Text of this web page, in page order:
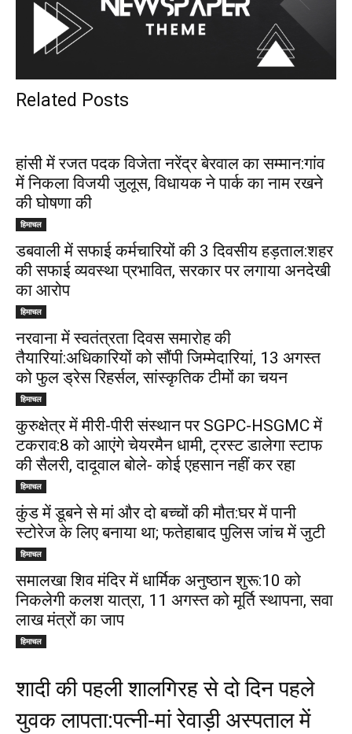
Related Posts
हांसी में रजत पदक विजेता नरेंद्र बेरवाल का सम्मान:गांव
में निकला विजयी जुलूस, विधायक ने पार्क का नाम रखने
की घोषणा की
हिमाचल
डबवाली में सफाई कर्मचारियों की 3 दिवसीय हड़ताल:शहर
की सफाई व्यवस्था प्रभावित, सरकार पर लगाया अनदेखी
का आरोप
हिमाचल
नरवाना में स्वतंत्रता दिवस समारोह की
तैयारियां:अधिकारियों को सौंपी जिम्मेदारियां, 13 अगस्त
को फुल ड्रेस रिहर्सल, सांस्कृतिक टीमों का चयन
हिमाचल
कुरुक्षेत्र में मीरी-पीरी संस्थान पर SGPC-HSGMC में
टकराव:8 को आएंगे चेयरमैन धामी, ट्रस्ट डालेगा स्टाफ
की सैलरी, दादूवाल बोले- कोई एहसान नहीं कर रहा
हिमाचल
कुंड में डूबने से मां और दो बच्चों की मौत:घर में पानी
स्टोरेज के लिए बनाया था; फतेहाबाद पुलिस जांच में जुटी
हिमाचल
समालखा शिव मंदिर में धार्मिक अनुष्ठान शुरू:10 को
निकलेगी कलश यात्रा, 11 अगस्त को मूर्ति स्थापना, सवा
लाख मंत्रों का जाप
हिमाचल
शादी की पहली शालगिरह से दो दिन पहले
युवक लापता:पत्नी-मां रेवाड़ी अस्पताल में